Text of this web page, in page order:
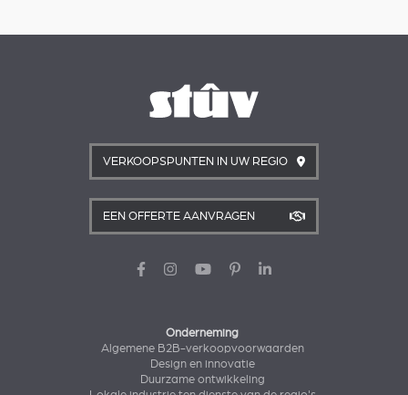
VERKOOPSPUNTEN IN UW REGIO
EEN OFFERTE AANVRAGEN
Onderneming
Algemene B2B-verkoopvoorwaarden
Design en innovatie
Duurzame ontwikkeling